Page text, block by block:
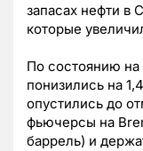
запасах нефти
которые
По состоянию
понизились на
опустились до
фьючерсы на
баррель) и